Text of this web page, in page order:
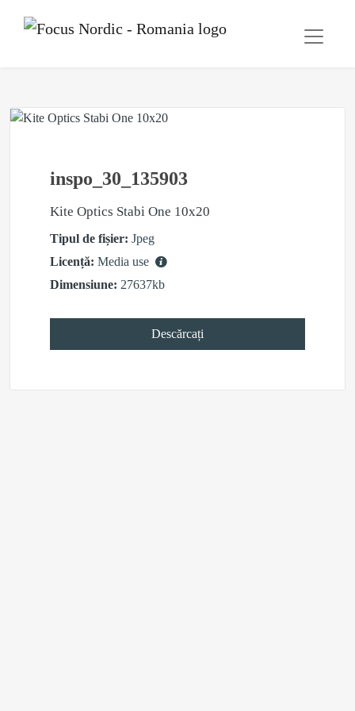
inspo_30_135903
Kite Optics Stabi One 10x20
Tipul de fișier: Jpeg
Licență: Media use
Dimensiune: 27637kb
Descărcați